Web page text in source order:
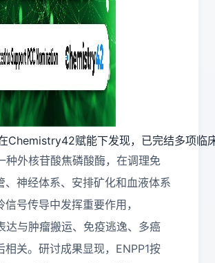
Chemistry42赋能下发现，已完结多项临
种外核苷酸焦磷酸酶，在调理免
、神经体系、安排矿化和血液体系
信号传导中发挥重要作用，
达与肿瘤搬运、免疫逃逸、多癌
相关。研讨成果显现，ENPP1按